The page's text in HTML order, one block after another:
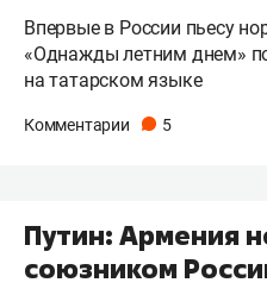
Впервые в России пьесу
«Однажды летним днем»
на татарском языке
Комментарии 5
Путин: Армения
союзником